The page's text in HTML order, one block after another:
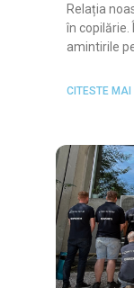
Relația
în copilărie.
amintirile
CITESTE MAI